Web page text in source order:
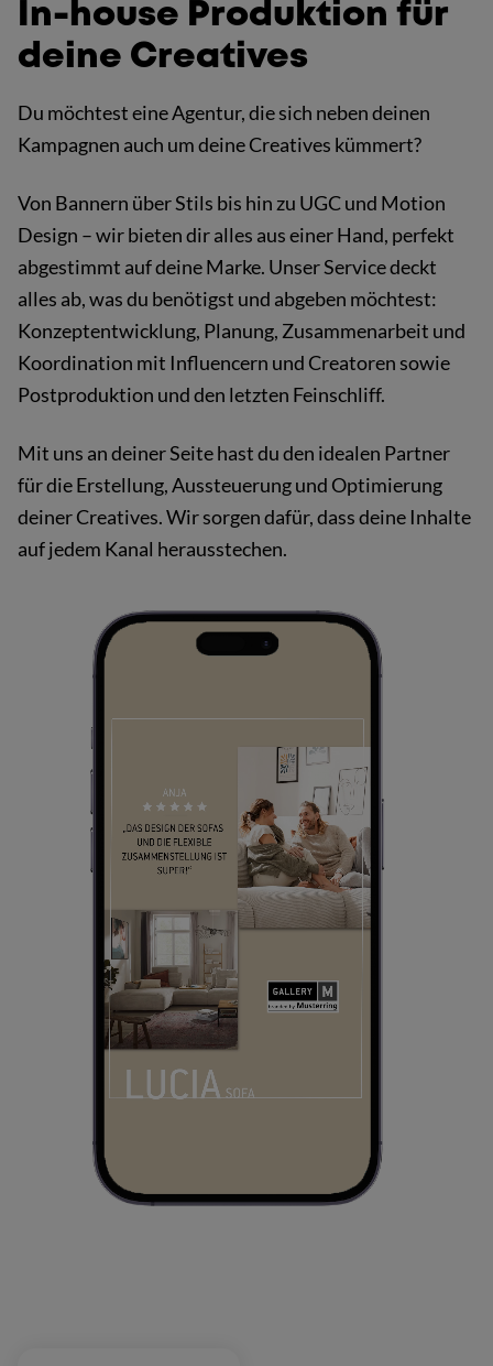
In-house Produktion für
deine Creatives
Du möchtest eine Agentur, die sich neben deinen
Kampagnen auch um deine Creatives kümmert?
Von Bannern über Stils bis hin zu UGC und Motion
Design – wir bieten dir alles aus einer Hand, perfekt
abgestimmt auf deine Marke. Unser Service deckt
alles ab, was du benötigst und abgeben möchtest:
Konzeptentwicklung, Planung, Zusammenarbeit und
Koordination mit Influencern und Creatoren sowie
Postproduktion und den letzten Feinschliff.
Mit uns an deiner Seite hast du den idealen Partner
für die Erstellung, Aussteuerung und Optimierung
deiner Creatives. Wir sorgen dafür, dass deine Inhalte
auf jedem Kanal herausstechen.